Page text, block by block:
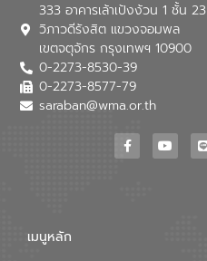
333 อาคารเล้าเป้งง้วน 1 ชั้น 23
วิภาวดีรังสิต แขวงจอมพล
เขตจตุจักร กรุงเทพฯ 10900
0-2273-8530-39
0-2273-8577-79
saraban@wma.or.th
เมนูหลัก